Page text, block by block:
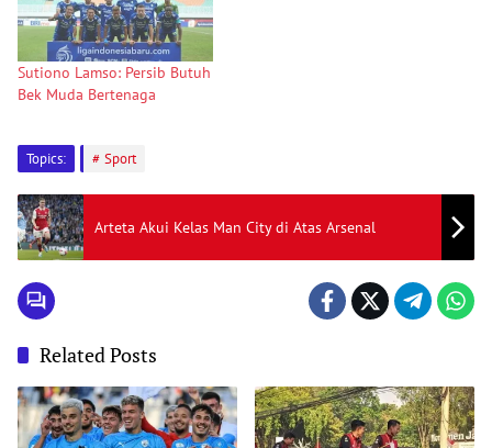
Sutiono Lamso: Persib Butuh
Bek Muda Bertenaga
Topics: Sport
Arteta Akui Kelas Man City di Atas Arsenal
Related Posts